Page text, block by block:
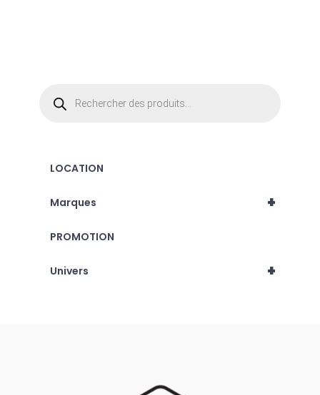
produits
LOCATION
+
Marques
PROMOTION
+
Univers